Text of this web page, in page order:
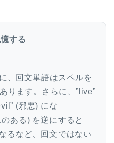
する
、回文単語はスペルを
ります。さらに、”live”
(邪悪) にな
ある) を逆にすると
るなど、回文ではない